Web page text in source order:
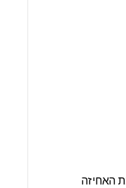
האחיזה